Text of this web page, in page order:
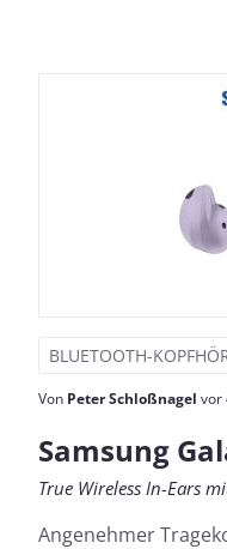
BLUETOOTH-
Von Peter Schloßnagel vor
Samsung
True Wireless In-Ears
Angenehmer